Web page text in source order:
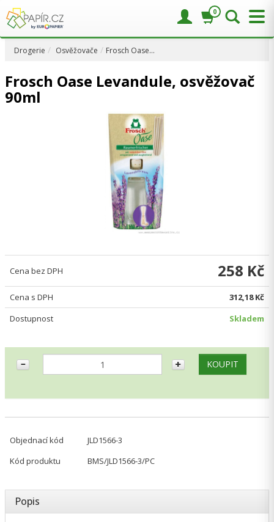
Drogerie Osvěžovače Frosch Oase…
Frosch Oase Levandule, osvěžovač
90ml
Cena bez DPH 258 Kč
Cena s DPH
312,18 Kč
Dostupnost
Skladem
Objednací kód
JLD1566-3
Kód produktu
BMS/JLD1566-3/PC
Popis
0